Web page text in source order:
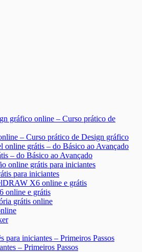
– Curso prático de Design gráfico
– do Básico ao Avançado
para iniciantes
online e grátis
– Primeiros Passos